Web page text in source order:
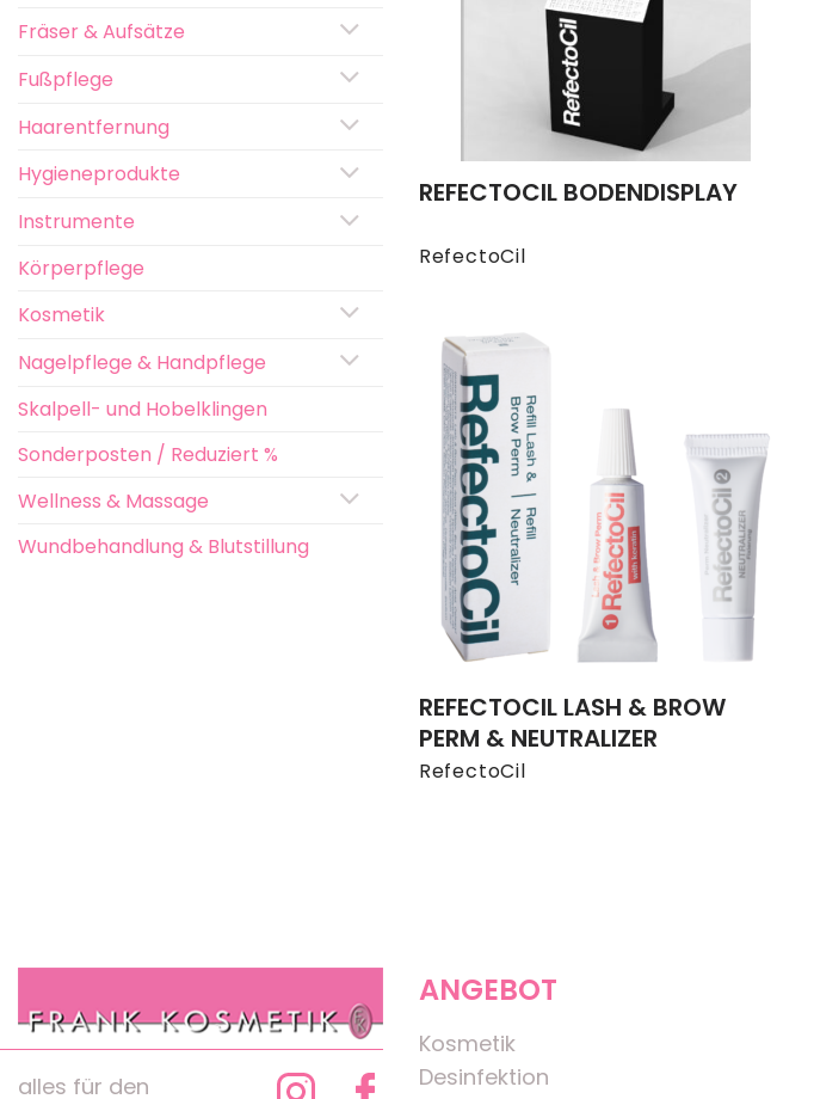
Fräser & Aufsätze
Fußpflege
Haarentfernung
Hygieneprodukte
Instrumente
Körperpflege
Kosmetik
Nagelpflege & Handpflege
Skalpell- und Hobelklingen
Sonderposten / Reduziert %
Wellness & Massage
Wundbehandlung & Blutstillung
RefectoCil
REFECTOCIL BODENDISPLAY
RefectoCil
REFECTOCIL LASH & BROW
PERM & NEUTRALIZER
alles für den
ANGEBOT
Kosmetik
Desinfektion